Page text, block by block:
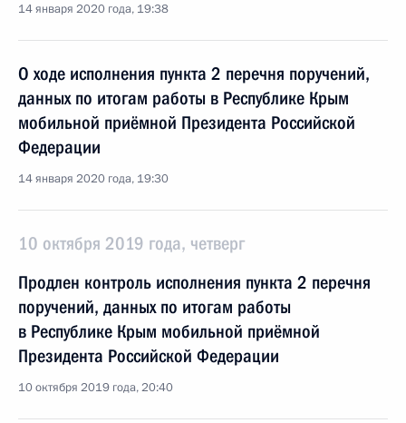
14 января 2020 года, 19:38
О ходе исполнения пункта 2 перечня поручений,
данных по итогам работы в Республике Крым
мобильной приёмной Президента Российской
Федерации
14 января 2020 года, 19:30
10 октября 2019 года, четверг
Продлен контроль исполнения пункта 2 перечня
поручений, данных по итогам работы
в Республике Крым мобильной приёмной
Президента Российской Федерации
10 октября 2019 года, 20:40